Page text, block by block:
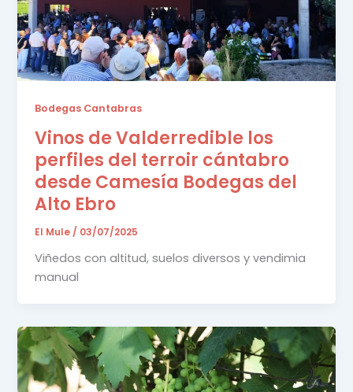
Bodegas Cantabras
Vinos de Valderredible los
perfiles del terroir cántabro
desde Camesía Bodegas del
Alto Ebro
El Mule / 03/07/2025
Viñedos con altitud, suelos diversos y vendimia
manual